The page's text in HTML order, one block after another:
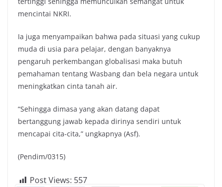
mencintai NKRI.
Ia juga menyampaikan bahwa pada situasi yang cukup
muda di usia para pelajar, dengan banyaknya
pengaruh perkembangan globalisasi maka butuh
pemahaman tentang Wasbang dan bela negara untuk
meningkatkan cinta tanah air.
“Sehingga dimasa yang akan datang dapat
bertanggung jawab kepada dirinya sendiri untuk
mencapai cita-cita,” ungkapnya (Asf).
(Pendim/0315)
Post Views: 557